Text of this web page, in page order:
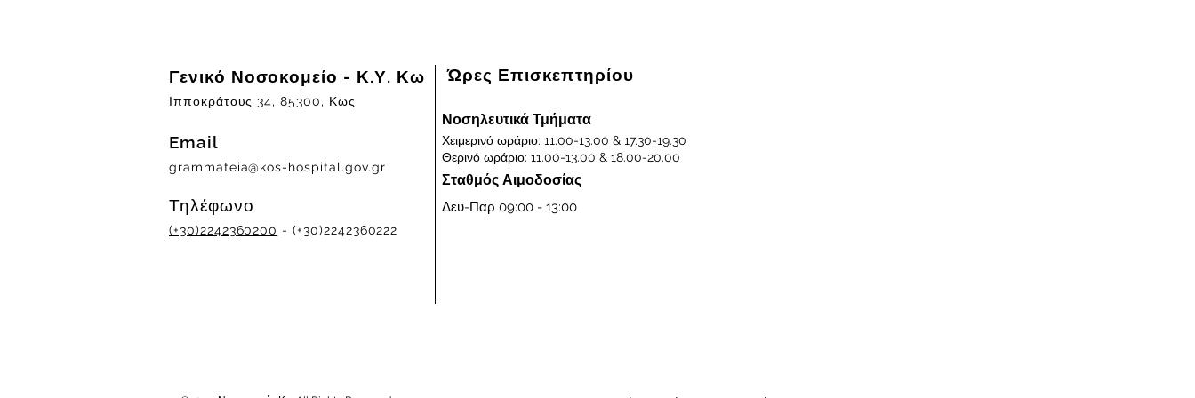
Γενικό Νοσοκομείο - Κ.Υ. Κω
Ιπποκράτους 34, 85300, Κως
Email
grammateia@kos-hospital.gov.gr
Τηλέφωνο
(+30)2242360200 - (+30)2242360222
Ώρες Επισκεπτηρίου
Νοσηλευτικά Τμήματα
Χειμερινό ωράριο: 11.00-13.00 & 17.30-19.30
Θερινό ωράριο: 11.00-13.00 & 18.00-20.00
Σταθμός Αιμοδοσίας
Δευ-Παρ 09:00 - 13:00